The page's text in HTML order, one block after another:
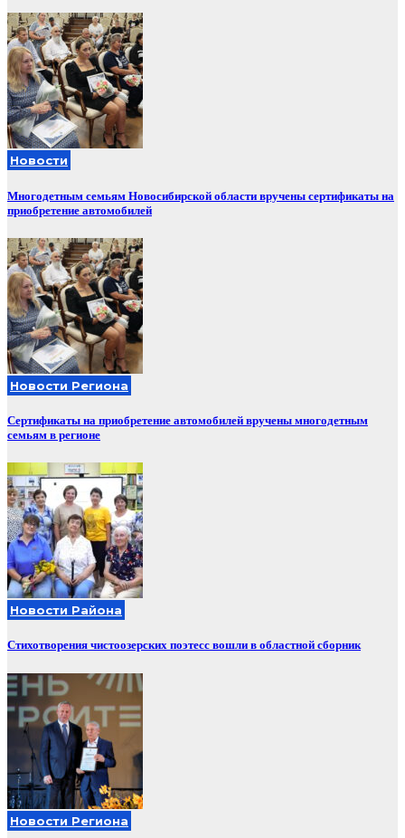
Новости
Многодетным семьям Новосибирской области вручены сертификаты на
приобретение автомобилей
Новости Региона
Сертификаты на приобретение автомобилей вручены многодетным
семьям в регионе
Новости Района
Стихотворения чистоозерских поэтесс вошли в областной сборник
Новости Региона